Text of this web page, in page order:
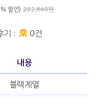
할인) 232,860원
기 : 0건
내용
블랙계열